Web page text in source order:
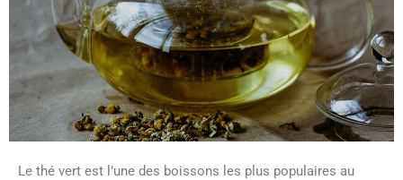
Le thé vert est l’une des boissons les plus populaires au